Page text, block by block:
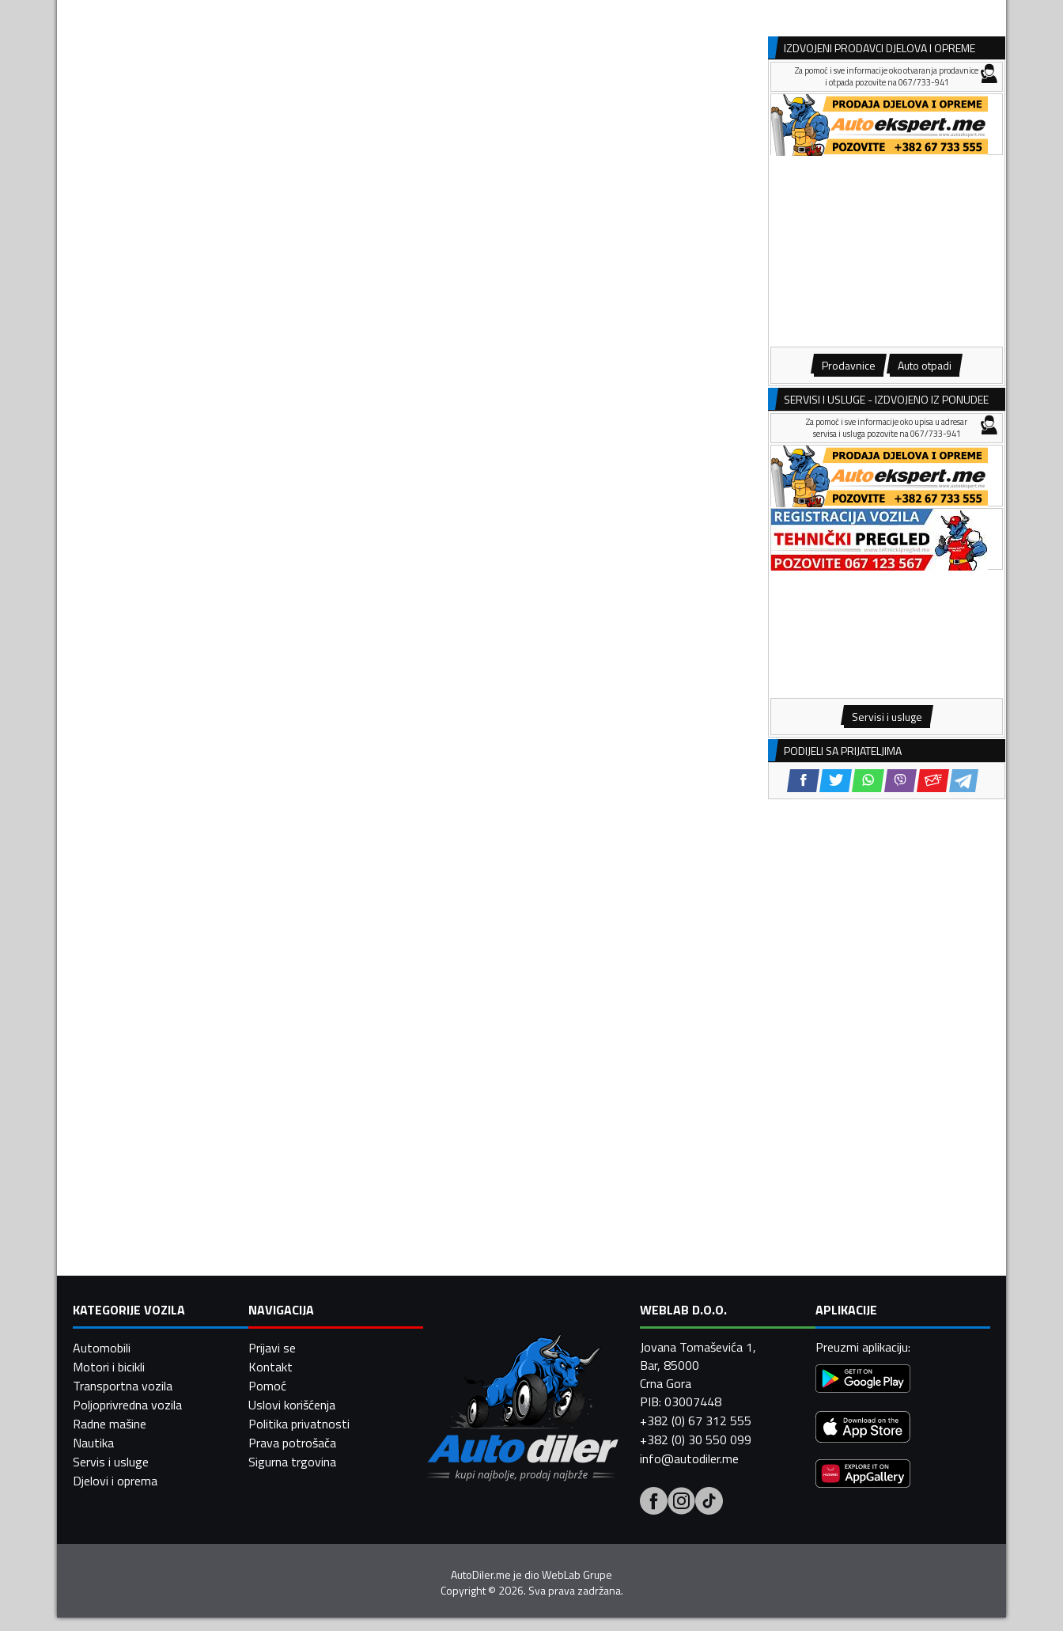
IZDVOJENI PRODAVCI DJELOVA I OPREME
Za pomoć i sve informacije oko otvaranja prodavnice
i otpada pozovite na 067/733-941
Prodavnice Auto otpadi
SERVISI I USLUGE - IZDVOJENO IZ PONUDEE
Za pomoć i sve informacije oko upisa u adresar
servisa i usluga pozovite na 067/733-941
Servisi i usluge
PODIJELI SA PRIJATELJIMA
KATEGORIJE VOZILA
Automobili
Motori i bicikli
Transportna vozila
Poljoprivredna vozila
Radne mašine
Nautika
Servis i usluge
Djelovi i oprema
NAVIGACIJA
Prijavi se
Kontakt
Pomoć
Uslovi korišćenja
Politika privatnosti
Prava potrošača
Sigurna trgovina
WEBLAB D.O.O.
Jovana Tomaševića 1,
Bar, 85000
Crna Gora
PIB: 03007448
+382 (0) 67 312 555
+382 (0) 30 550 099
info@autodiler.me
APLIKACIJE
Preuzmi aplikaciju:
AutoDiler.me je dioWebLab Grupe
Copyright© 2026. Sva prava zadržana.